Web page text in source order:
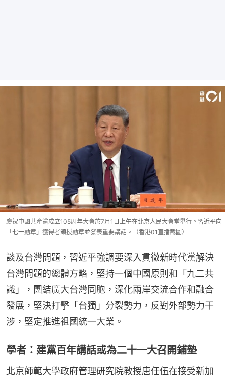
慶祝中國共產黨成立105周年大會於7月1日上午在北京人民大會堂舉行。習近平向
「七一勳章」獲得者頒授勳章並發表重要講話。（香港01直播截圖）
談及台灣問題，習近平強調要深入貫徹新時代黨解決
台灣問題的總體方略，堅持一個中國原則和「九二共
識」，團結廣大台灣同胞，深化兩岸交流合作和融合
發展，堅決打擊「台獨」分裂勢力，反對外部勢力干
涉，堅定推進祖國統一大業。
學者：建黨百年講話或為二十一大召開鋪墊
北京師範大學政府管理研究院教授唐任伍在接受新加